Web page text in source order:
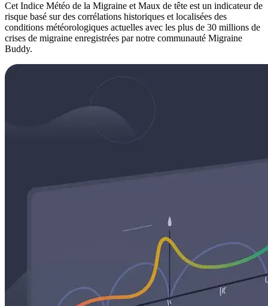
Cet Indice Météo de la Migraine et Maux de tête est un indicateur de
risque basé sur des corrélations historiques et localisées des
conditions météorologiques actuelles avec les plus de 30 millions de
crises de migraine enregistrées par notre communauté Migraine
Buddy.